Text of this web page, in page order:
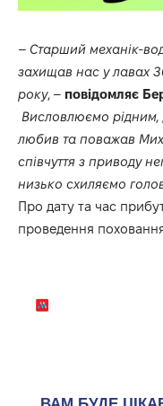
– Старший механік-
захищав нас у лавах
року, – повідомляє
Висловлюємо рідним,
любив та поважав
співчуття з приводу
низько схиляємо
Про дату та час
проведення